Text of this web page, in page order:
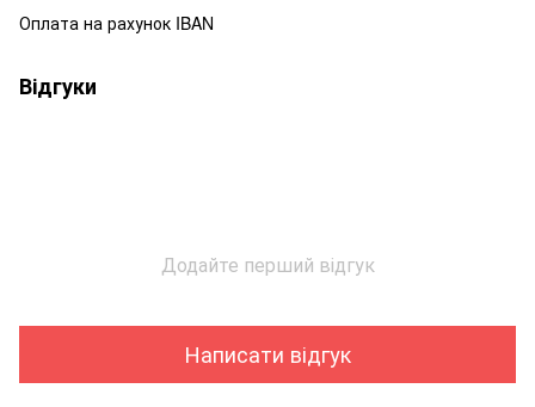
Оплата на рахунок IBAN
Відгуки
Додайте перший відгук
Написати відгук